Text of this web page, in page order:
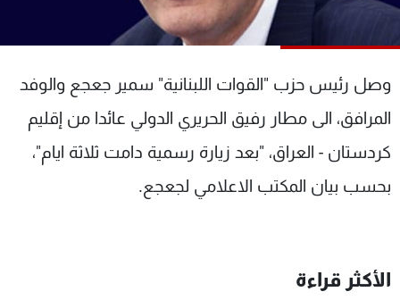
وصل رئيس حزب "القوات اللبنانية" سمير جعجع والوفد
المرافق، الى مطار رفيق الحريري الدولي عائدا من إقليم
كردستان - العراق، "بعد زيارة رسمية دامت ثلاثة ايام"،
بحسب بيان المكتب الاعلامي لجعجع.
الأكثر قراءة
البرامج
الترددات
الإنـتـاج
تواصل معنا
شروط الإسـتخدام
سياسة الخصوصية